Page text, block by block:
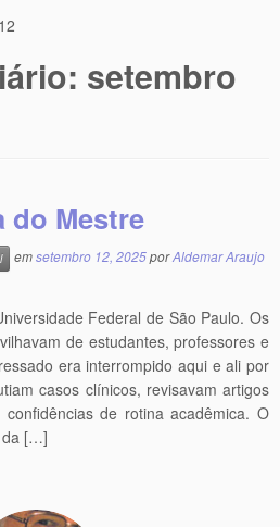
12
setembro
do Mestre
emsetembro 12, 2025porAldemar Araujo
Federal de São Paulo. Os
de estudantes, professores e
era interrompido aqui e ali por
casos clínicos, revisavam artigos
de rotina acadêmica. O
da […]